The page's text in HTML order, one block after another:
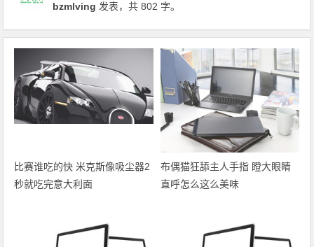
bzmlving 发表，共 802 字。
比赛谁吃的快 米克斯像吸尘器2
秒就吃完意大利面
布偶猫狂舔主人手指 瞪大眼睛
直呼怎么这么美味